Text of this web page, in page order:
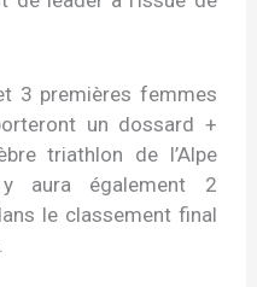
3 premières femmes
un dossard +
triathlon de l’Alpe
aura également 2
le classement final